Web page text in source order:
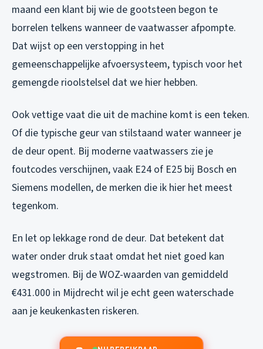
maand een klant bij wie de gootsteen begon te
borrelen telkens wanneer de vaatwasser afpompte.
Dat wijst op een verstopping in het
gemeenschappelijke afvoersysteem, typisch voor het
gemengde rioolstelsel dat we hier hebben.
Ook vettige vaat die uit de machine komt is een teken.
Of die typische geur van stilstaand water wanneer je
de deur opent. Bij moderne vaatwassers zie je
foutcodes verschijnen, vaak E24 of E25 bij Bosch en
Siemens modellen, de merken die ik hier het meest
tegenkom.
En let op lekkage rond de deur. Dat betekent dat
water onder druk staat omdat het niet goed kan
wegstromen. Bij de WOZ-waarden van gemiddeld
€431.000 in Mijdrecht wil je echt geen waterschade
aan je keukenkasten riskeren.